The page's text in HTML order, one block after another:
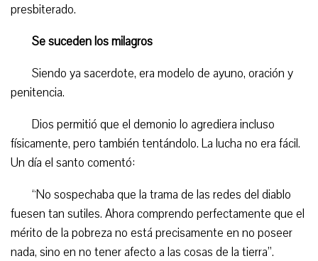
presbiterado.
Se suceden los milagros
Siendo ya sacerdote, era modelo de ayuno, oración y
penitencia.
Dios permitió que el demonio lo agrediera incluso
físicamente, pero también tentándolo. La lucha no era fácil.
Un día el santo comentó:
“No sospechaba que la trama de las redes del diablo
fuesen tan sutiles. Ahora comprendo perfectamente que el
mérito de la pobreza no está precisamente en no poseer
nada, sino en no tener afecto a las cosas de la tierra”.